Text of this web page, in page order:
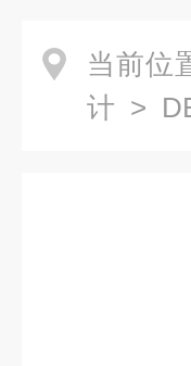
当前位
计 >